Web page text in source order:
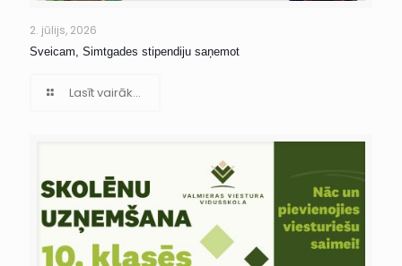
2. jūlijs, 2026
Sveicam, Simtgades stipendiju saņemot
Lasīt vairāk...